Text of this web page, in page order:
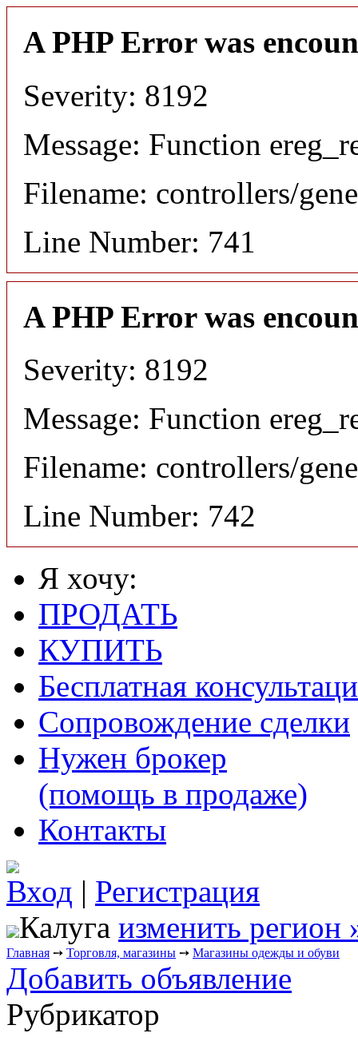
A PHP Error was
Severity: 8192
Message: Function
Filename: controllers/
Line Number: 741
A PHP Error was
Severity: 8192
Message: Function
Filename: controllers/
Line Number: 742
Я хочу:
ПРОДАТЬ
КУПИТЬ
Бесплатная
Сопровождение сделки
Нужен брокер
(помощь в продаже)
Контакты
Вход | Регистрация
Калуга изменить регион
Главная ➙ Торговля, магазины ➙ Магазины одежды и обуви
Добавить объявление
Рубрикатор